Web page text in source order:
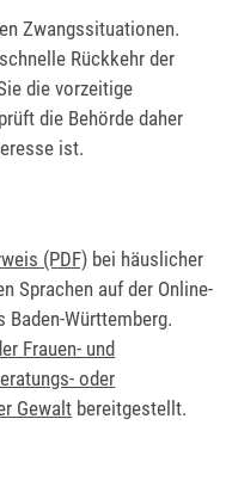
Zwangssituationen.
Rückkehr der
die vorzeitige
die Behörde daher
ist.
(PDF) bei häuslicher
Sprachen auf der Online-
Württemberg.
Frauen- und
oder
Gewalt bereitgestellt.